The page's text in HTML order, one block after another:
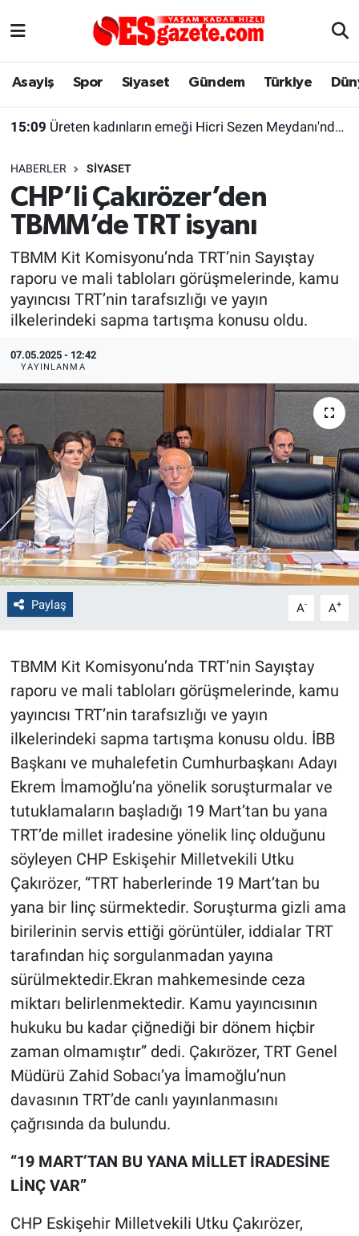
Asayiş Spor Siyaset Gündem Türkiye
15:09 Üreten kadınların emeği Hicri Sezen Meydanı'nda hayat bulacak
HABERLER SIYASET
CHP’li Çakırözer’den
TBMM’de TRT isyanı
TBMM Kit Komisyonu’nda TRT’nin Sayıştay
raporu ve mali tabloları görüşmelerinde, kamu
yayıncısı TRT’nin tarafsızlığı ve yayın
ilkelerindeki sapma tartışma konusu oldu.
07.05.2025 - 12:42
YAYINLANMA
Paylaş A- A+
TBMM Kit Komisyonu’nda TRT’nin Sayıştay
raporu ve mali tabloları görüşmelerinde, kamu
yayıncısı TRT’nin tarafsızlığı ve yayın
ilkelerindeki sapma tartışma konusu oldu. İBB
Başkanı ve muhalefetin Cumhurbaşkanı Adayı
Ekrem İmamoğlu’na yönelik soruşturmalar ve
tutuklamaların başladığı 19 Mart’tan bu yana
TRT’de millet iradesine yönelik linç olduğunu
söyleyen CHP Eskişehir Milletvekili Utku
Çakırözer, “TRT haberlerinde 19 Mart’tan bu
yana bir linç sürmektedir. Soruşturma gizli ama
birilerinin servis ettiği görüntüler, iddialar TRT
tarafından hiç sorgulanmadan yayına
sürülmektedir.Ekran mahkemesinde ceza
miktarı belirlenmektedir. Kamu yayıncısının
hukuku bu kadar çiğnediği bir dönem hiçbir
zaman olmamıştır” dedi. Çakırözer, TRT Genel
Müdürü Zahid Sobacı’ya İmamoğlu’nun
davasının TRT’de canlı yayınlanmasını
çağrısında da bulundu.
“19 MART’TAN BU YANA MİLLET İRADESİNE
LİNÇ VAR”
CHP Eskişehir Milletvekili Utku Çakırözer,
Asayiş
Gündem
Türkiye
Dünya
Sağlık
Alış-Veriş/İş dünyası
Yaşam
Eskişehirspor Arşivi
Eskişehir Arşivi
Röportaj
Ekonomi
Kültür Sanat
Politika
Bilecik
Kütahya
Gezi
Genel
Çevre
Magazin
Bilim ve Teknoloji
Eskişehir Nöbetçi Eczaneler
Süper Lig Puan Durumu ve Fikstür
Tüm Manşetler
Son Dakika Haberleri
Haber Arşivi